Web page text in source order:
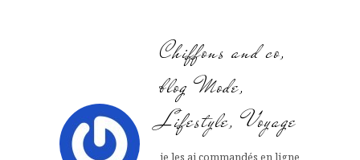
Chiffons and co,
blog Mode,
Lifestyle, Voyage
je les ai commandés en ligne